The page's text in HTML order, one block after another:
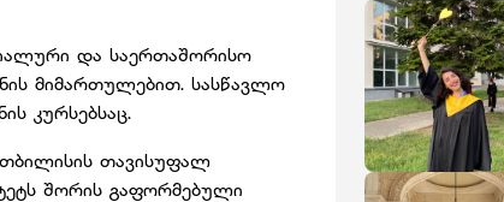
და საერთაშორისო
მიმართულებით. სასწავლო
კურსებსაც.
თავისუფალ
შორის გაფორმებული